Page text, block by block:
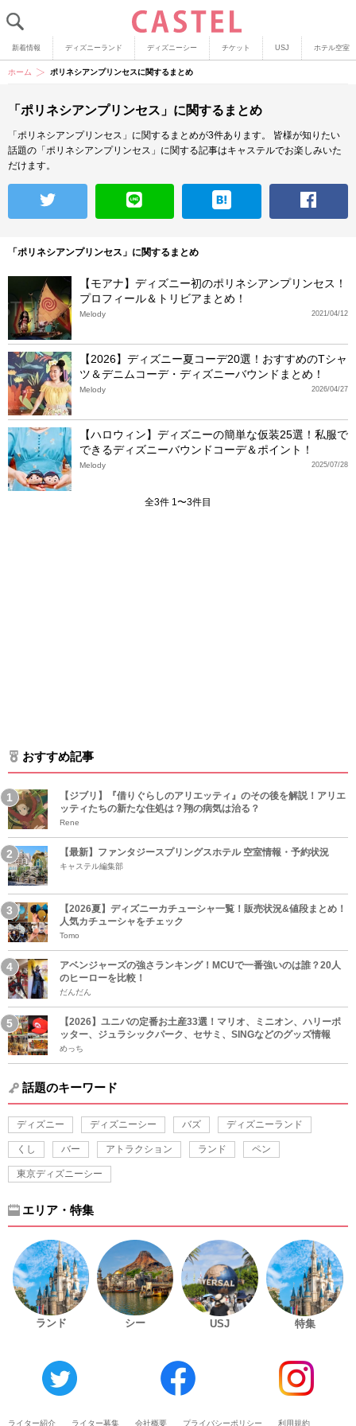
新着情報 ディズニーランド ディズニーシー チケット USJ ホテル空室
ホーム ポリネシアンプリンセスに関するまとめ
「ポリネシアンプリンセス」に関するまとめ
「ポリネシアンプリンセス」に関するまとめが3件あります。
皆様が知りたい
話題の「ポリネシアンプリンセス」に関する記事はキャステルでお楽しみいた
だけます。
「ポリネシアンプリンセス」に関するまとめ
【モアナ】ディズニー初のポリネシアンプリンセス！
プロフィール＆トリビアまとめ！
2021/04/12
Melody
【2026】ディズニー夏コーデ20選！おすすめのTシャ
ツ＆デニムコーデ・ディズニーバウンドまとめ！
2026/04/27
Melody
【ハロウィン】ディズニーの簡単な仮装25選！私服で
できるディズニーバウンドコーデ＆ポイント！
2025/07/28
Melody
全3件 1〜3件目
おすすめ記事
【ジブリ】『借りぐらしのアリエッティ』のその後を解説！アリエ
ッティたちの新たな住処は？翔の病気は治る？
Rene
【最新】ファンタジースプリングスホテル 空室情報・予約状況
キャステル編集部
【2026夏】ディズニーカチューシャ一覧！販売状況&値段まとめ！
人気カチューシャをチェック
Tomo
アベンジャーズの強さランキング！MCUで一番強いのは誰？20人
のヒーローを比較！
だんだん
【2026】ユニバの定番お土産33選！マリオ、ミニオン、ハリーポ
ッター、ジュラシックパーク、セサミ、SINGなどのグッズ情報
めっち
話題のキーワード
ディズニー ディズニーシー バズ ディズニーランド
くし バー アトラクション ランド ペン
東京ディズニーシー
エリア・特集
ランド シー USJ 特集
ライター紹介 ライター募集 会社概要 プライバシーポリシー 利用規約